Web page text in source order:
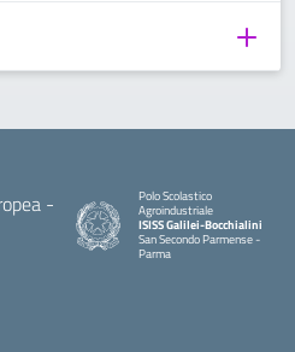
Polo Scolastico
Agroindustriale
ISISS Galilei-Bocchialini
San Secondo Parmense -
Parma